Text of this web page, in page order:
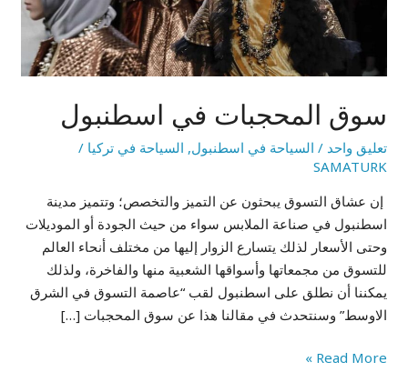
سوق المحجبات في اسطنبول
تعليق واحد / السياحة في اسطنبول, السياحة في تركيا /
SAMATURK
إن عشاق التسوق يبحثون عن التميز والتخصص؛ وتتميز مدينة
اسطنبول في صناعة الملابس سواء من حيث الجودة أو الموديلات
وحتى الأسعار لذلك يتسارع الزوار إليها من مختلف أنحاء العالم
للتسوق من مجمعاتها وأسواقها الشعبية منها والفاخرة، ولذلك
يمكننا أن نطلق على اسطنبول لقب “عاصمة التسوق في الشرق
الاوسط” وسنتحدث في مقالنا هذا عن سوق المحجبات […]
Read More »